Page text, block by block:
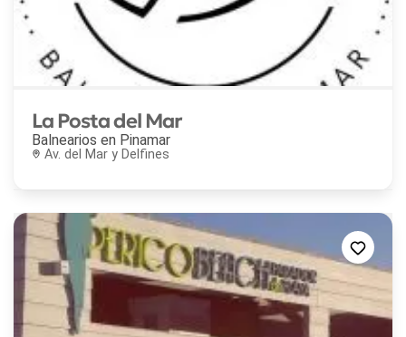
La Posta del Mar
Balnearios en Pinamar
Av. del Mar y Delfines